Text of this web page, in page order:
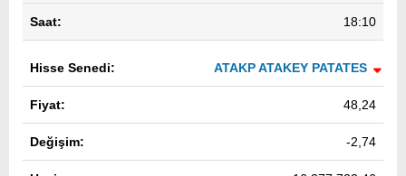
18:10
ATAKP ATAKEY PATATES
48,24
-2,74